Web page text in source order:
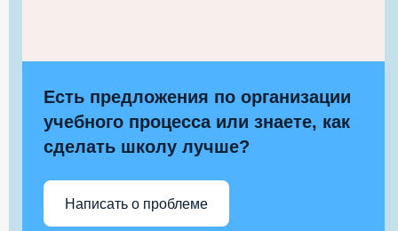
Есть предложения по организации
учебного процесса или знаете, как
сделать школу лучше?
Написать о проблеме